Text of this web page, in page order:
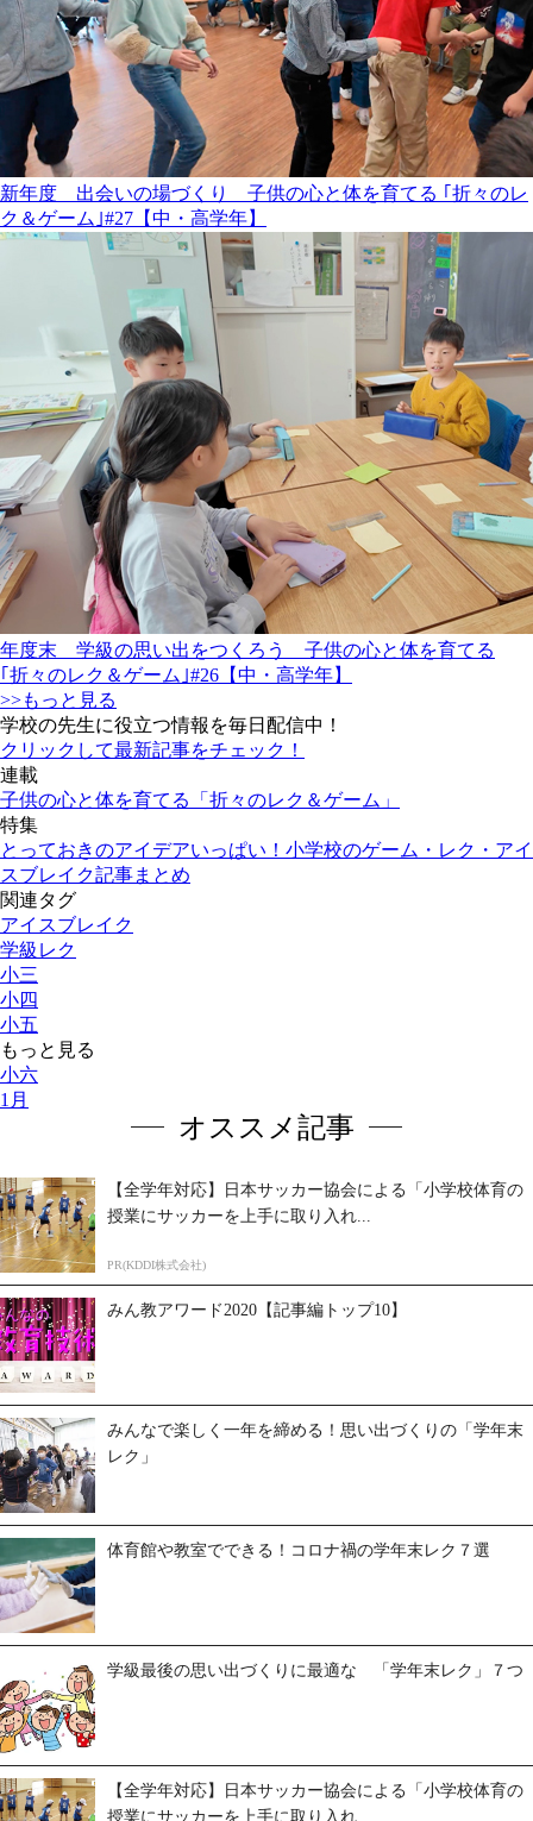
新年度 出会いの場づくり 子供の心と体を育てる ｢折々のレ
ク＆ゲーム｣#27【中・高学年】
年度末 学級の思い出をつくろう 子供の心と体を育てる
｢折々のレク＆ゲーム｣#26【中・高学年】
>>もっと見る
学校の先生に役立つ情報を毎日配信中！
クリックして最新記事をチェック！
連載
子供の心と体を育てる「折々のレク＆ゲーム」
特集
とっておきのアイデアいっぱい！小学校のゲーム・レク・アイ
スブレイク記事まとめ
関連タグ
アイスブレイク
学級レク
小三
小四
小五
もっと見る
小六
1月
オススメ記事
【全学年対応】日本サッカー協会による「小学校体育の
授業にサッカーを上手に取り入れ...
PR(KDDI株式会社)
みん教アワード2020【記事編トップ10】
みんなで楽しく一年を締める！思い出づくりの「学年末
レク」
体育館や教室でできる！コロナ禍の学年末レク７選
学級最後の思い出づくりに最適な 「学年末レク」７つ
【全学年対応】日本サッカー協会による「小学校体育の
授業にサッカーを上手に取り入れ...